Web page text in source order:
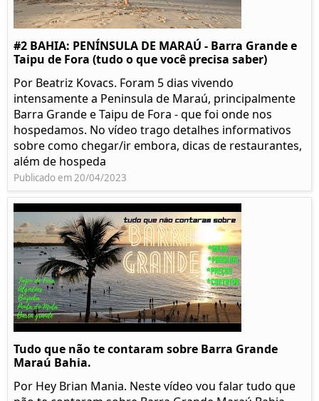
#2 BAHIA: PENÍNSULA DE MARAÚ - Barra Grande e
Taipu de Fora (tudo o que você precisa saber)
Por Beatriz Kovacs. Foram 5 dias vivendo
intensamente a Peninsula de Maraú, principalmente
Barra Grande e Taipu de Fora - que foi onde nos
hospedamos. No vídeo trago detalhes informativos
sobre como chegar/ir embora, dicas de restaurantes,
além de hospeda
Publicado em 20/04/2023
Tudo que não te contaram sobre Barra Grande
Maraú Bahia.
Por Hey Brian Mania. Neste vídeo vou falar tudo que